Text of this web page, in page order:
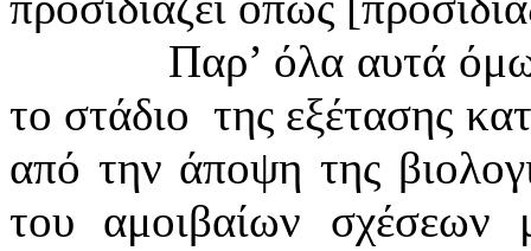
Παρ’ όλα αυτά
το στάδιο της εξέτασης
από την άποψη της
του αμοιβαίων σχέσεων